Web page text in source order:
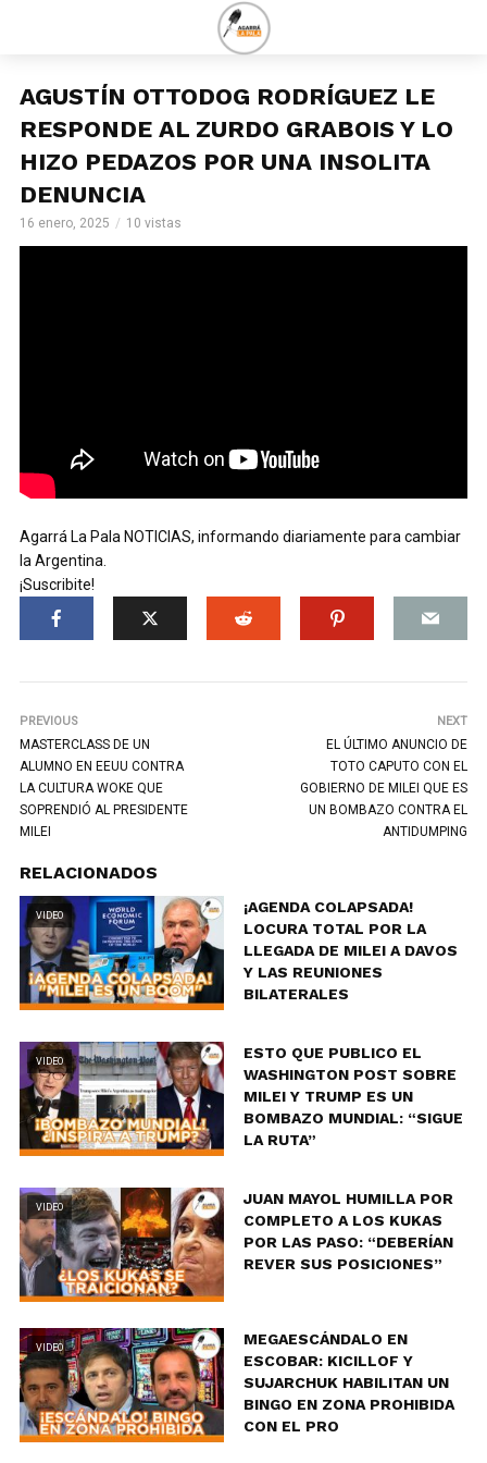
AGUSTÍN OTTODOG RODRÍGUEZ LE
RESPONDE AL ZURDO GRABOIS Y LO
HIZO PEDAZOS POR UNA INSOLITA
DENUNCIA
16 enero, 2025 10 vistas
Agarrá La Pala NOTICIAS, informando diariamente para cambiar
la Argentina.
¡Suscribite!
PREVIOUS
MASTERCLASS DE UN
ALUMNO EN EEUU CONTRA
LA CULTURA WOKE QUE
SOPRENDIÓ AL PRESIDENTE
MILEI
NEXT
EL ÚLTIMO ANUNCIO DE
TOTO CAPUTO CON EL
GOBIERNO DE MILEI QUE ES
UN BOMBAZO CONTRA EL
ANTIDUMPING
RELACIONADOS
VIDEO
¡AGENDA COLAPSADA!
LOCURA TOTAL POR LA
LLEGADA DE MILEI A DAVOS
Y LAS REUNIONES
BILATERALES
VIDEO
ESTO QUE PUBLICO EL
WASHINGTON POST SOBRE
MILEI Y TRUMP ES UN
BOMBAZO MUNDIAL: “SIGUE
LA RUTA”
VIDEO
JUAN MAYOL HUMILLA POR
COMPLETO A LOS KUKAS
POR LAS PASO: “DEBERÍAN
REVER SUS POSICIONES”
VIDEO
MEGAESCÁNDALO EN
ESCOBAR: KICILLOF Y
SUJARCHUK HABILITAN UN
BINGO EN ZONA PROHIBIDA
CON EL PRO